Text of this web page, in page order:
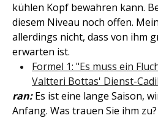
kühlen Kopf bewahren kann.
diesem Niveau noch offen.
allerdings nicht, dass von ihm
erwarten ist.
Formel 1: "Es muss ein
Valtteri Bottas' Dienst-
ran:Es ist eine lange Saison,
Anfang. Was trauen Sie ihm